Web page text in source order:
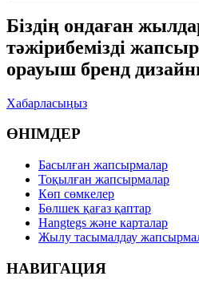
Біздің ондаған
тәжірибемізді
орауыш бренд
Хабарласыңыз
ӨНІМДЕР
Басылған жапсырмалар
Тоқылған жапсырмалар
Көп сөмкелер
Бөлшек қағаз қаптар
Hangtegs және карталар
Жылу тасымалдау
НАВИГАЦИЯ